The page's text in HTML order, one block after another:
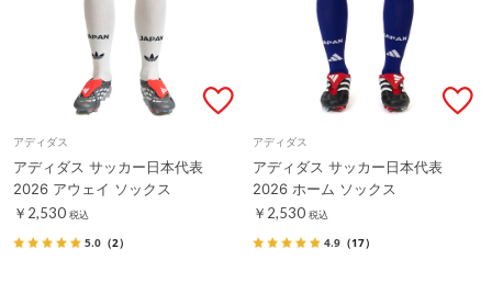
アディダス
アディダス サッカー日本代表
2026 アウェイ ソックス
￥2,530 税込
5.0 （2）
アディダス
アディダス サッカー日本代表
2026 ホーム ソックス
￥2,530 税込
4.9 （17）